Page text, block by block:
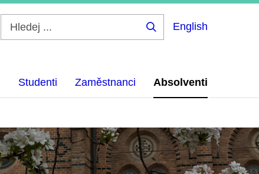
English
Studenti Zaměstnanci Absolventi